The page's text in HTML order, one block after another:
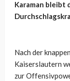
Karaman bleibt
Nach der
Kaiserslautern
zur